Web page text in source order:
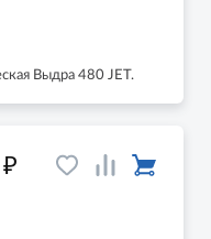
Выдра 480 JET.
₽